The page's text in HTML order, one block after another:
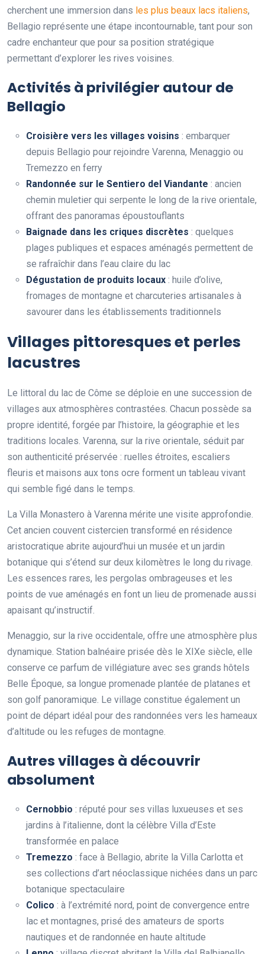
cherchent une immersion dans les plus beaux lacs italiens,
Bellagio représente une étape incontournable, tant pour son
cadre enchanteur que pour sa position stratégique
permettant d’explorer les rives voisines.
Activités à privilégier autour de
Bellagio
Croisière vers les villages voisins : embarquer
depuis Bellagio pour rejoindre Varenna, Menaggio ou
Tremezzo en ferry
Randonnée sur le Sentiero del Viandante : ancien
chemin muletier qui serpente le long de la rive orientale,
offrant des panoramas époustouflants
Baignade dans les criques discrètes : quelques
plages publiques et espaces aménagés permettent de
se rafraîchir dans l’eau claire du lac
Dégustation de produits locaux : huile d’olive,
fromages de montagne et charcuteries artisanales à
savourer dans les établissements traditionnels
Villages pittoresques et perles
lacustres
Le littoral du lac de Côme se déploie en une succession de
villages aux atmosphères contrastées. Chacun possède sa
propre identité, forgée par l’histoire, la géographie et les
traditions locales. Varenna, sur la rive orientale, séduit par
son authenticité préservée : ruelles étroites, escaliers
fleuris et maisons aux tons ocre forment un tableau vivant
qui semble figé dans le temps.
La Villa Monastero à Varenna mérite une visite approfondie.
Cet ancien couvent cistercien transformé en résidence
aristocratique abrite aujourd’hui un musée et un jardin
botanique qui s’étend sur deux kilomètres le long du rivage.
Les essences rares, les pergolas ombrageuses et les
points de vue aménagés en font un lieu de promenade aussi
apaisant qu’instructif.
Menaggio, sur la rive occidentale, offre une atmosphère plus
dynamique. Station balnéaire prisée dès le XIXe siècle, elle
conserve ce parfum de villégiature avec ses grands hôtels
Belle Époque, sa longue promenade plantée de platanes et
son golf panoramique. Le village constitue également un
point de départ idéal pour des randonnées vers les hameaux
d’altitude ou les refuges de montagne.
Autres villages à découvrir
absolument
Cernobbio : réputé pour ses villas luxueuses et ses
jardins à l’italienne, dont la célèbre Villa d’Este
transformée en palace
Tremezzo : face à Bellagio, abrite la Villa Carlotta et
ses collections d’art néoclassique nichées dans un parc
botanique spectaculaire
Colico : à l’extrémité nord, point de convergence entre
lac et montagnes, prisé des amateurs de sports
nautiques et de randonnée en haute altitude